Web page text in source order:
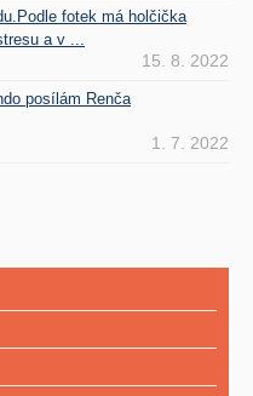
fotek má holčička
a v ...
15. 8. 2022
posílám Renča
1. 7. 2022